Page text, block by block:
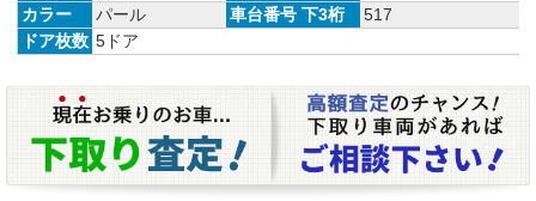
カラー
パール 車台番号 下3桁
517
ドア枚数 5ドア